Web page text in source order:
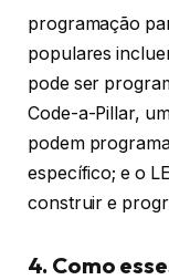
programação
populares
pode ser
Code-a-Pillar,
podem
específico; e o
construir e
4. Como